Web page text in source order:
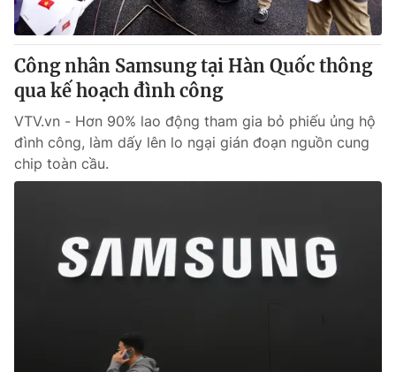
Công nhân Samsung tại Hàn Quốc thông
qua kế hoạch đình công
VTV.vn - Hơn 90% lao động tham gia bỏ phiếu ủng hộ
đình công, làm dấy lên lo ngại gián đoạn nguồn cung
chip toàn cầu.